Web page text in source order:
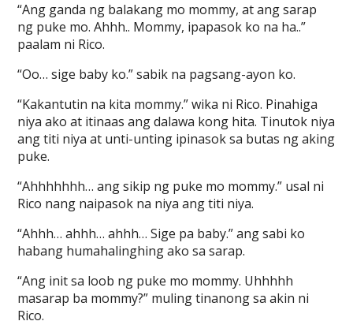
“Ang ganda ng balakang mo mommy, at ang sarap
ng puke mo. Ahhh.. Mommy, ipapasok ko na ha..”
paalam ni Rico.
“Oo… sige baby ko.” sabik na pagsang-ayon ko.
“Kakantutin na kita mommy.” wika ni Rico. Pinahiga
niya ako at itinaas ang dalawa kong hita. Tinutok niya
ang titi niya at unti-unting ipinasok sa butas ng aking
puke.
“Ahhhhhhh… ang sikip ng puke mo mommy.” usal ni
Rico nang naipasok na niya ang titi niya.
“Ahhh… ahhh… ahhh… Sige pa baby.” ang sabi ko
habang humahalinghing ako sa sarap.
“Ang init sa loob ng puke mo mommy. Uhhhhh
masarap ba mommy?” muling tinanong sa akin ni
Rico.